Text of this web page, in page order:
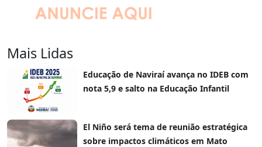
Mais Lidas
Educação de Naviraí avança no IDEB com
nota 5,9 e salto na Educação Infantil
El Niño será tema de reunião estratégica
sobre impactos climáticos em Mato